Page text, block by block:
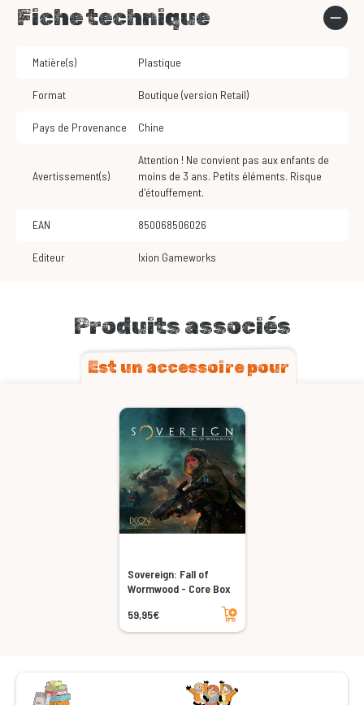
Fiche technique
Matière(s) Plastique
Format Boutique (version Retail)
Pays de Provenance Chine
Avertissement(s)
Attention ! Ne convient pas aux enfants de
moins de 3 ans. Petits éléments. Risque
d'étouffement.
EAN 850068506026
Editeur Ixion Gameworks
Produits associés
Est un accessoire pour
Sovereign: Fall of
Wormwood - Core Box
59,95€
Ajouter au panier